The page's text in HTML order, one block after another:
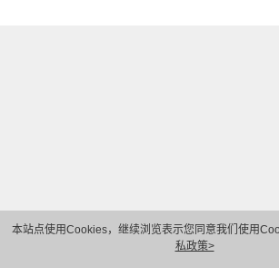
本站点使用Cookies，继续浏览表示您同意我们使用
私政策>